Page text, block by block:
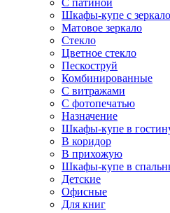
С патиной
Шкафы-купе с
Матовое зеркало
Стекло
Цветное стекло
Пескоструй
Комбинированные
С витражами
С фотопечатью
Назначение
Шкафы-купе в
В коридор
В прихожую
Шкафы-купе в
Детские
Офисные
Для книг